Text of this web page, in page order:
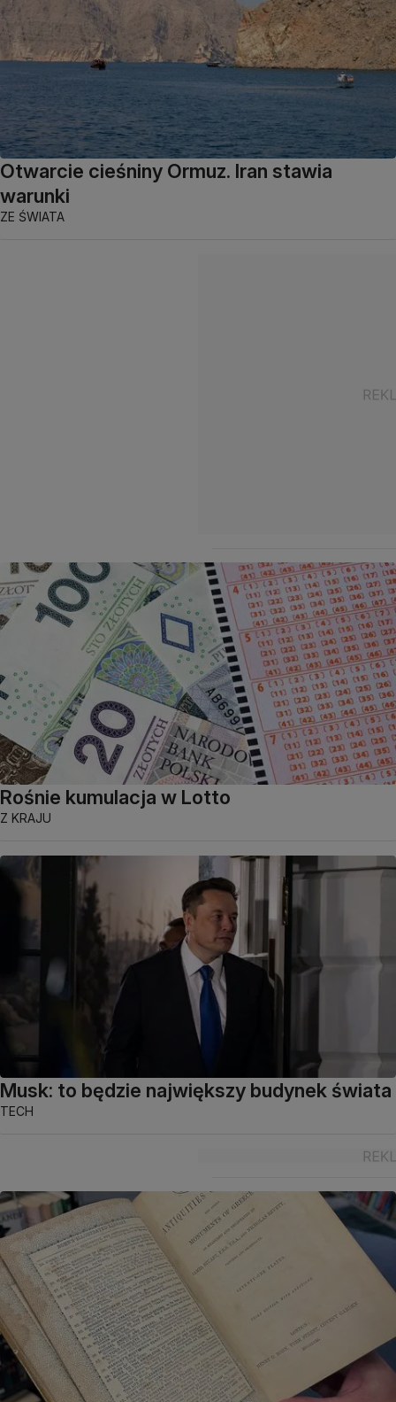
Otwarcie cieśniny Ormuz. Iran stawia
warunki
ZE ŚWIATA
Rośnie kumulacja w Lotto
Z KRAJU
Musk: to będzie największy budynek świata
TECH